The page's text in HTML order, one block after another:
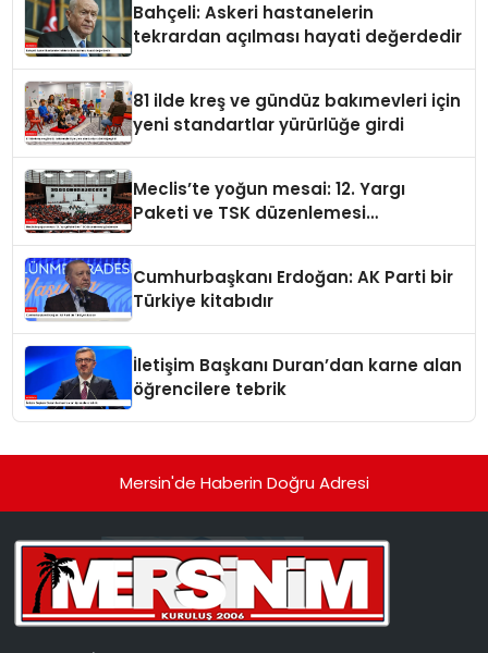
Bahçeli: Askeri hastanelerin
tekrardan açılması hayati değerdedir
81 ilde kreş ve gündüz bakımevleri için
yeni standartlar yürürlüğe girdi
Meclis’te yoğun mesai: 12. Yargı
Paketi ve TSK düzenlemesi
Cumhurbaşkanı Erdoğan: AK Parti bir
Türkiye kitabıdır
İletişim Başkanı Duran’dan karne alan
öğrencilere tebrik
Mersin'de Haberin Doğru Adresi